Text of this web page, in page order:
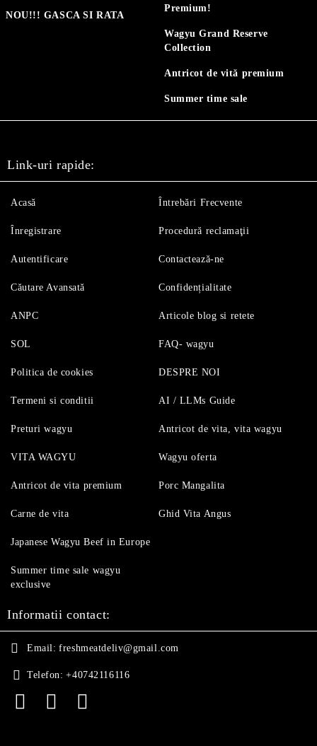
NOU!!! GASCA SI RATA
Premium!
Wagyu Grand Reserve
Collection
Antricot de vită premium
Summer time sale
Link-uri rapide:
Acasă
Înregistrare
Autentificare
Căutare Avansată
Întrebări Frecvente
Procedură reclamaţii
Contactează-ne
Confidențialitate
ANPC
SOL
Politica de cookies
Termeni si conditii
Articole blog si retete
FAQ- wagyu
DESPRE NOI
AI / LLMs Guide
Preturi wagyu
VITA WAGYU
Antricot de vita premium
Carne de vita
Antricot de vita, vita wagyu
Wagyu oferta
Porc Mangalita
Ghid Vita Angus
Japanese Wagyu Beef in Europe
Summer time sale wagyu
exclusive
Informatii contact:
Email: freshmeatdeliv@gmail.com
Telefon: +40742116116